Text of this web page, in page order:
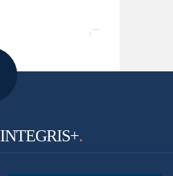
INTEGRIS+.